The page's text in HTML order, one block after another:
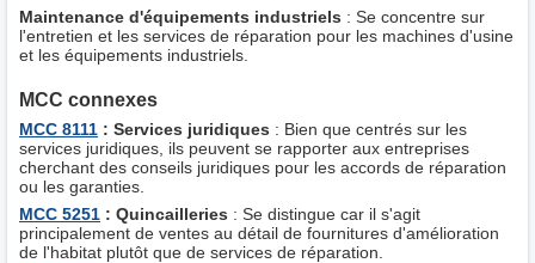
Maintenance d'équipements industriels : Se concentre sur
l'entretien et les services de réparation pour les machines d'usine
et les équipements industriels.
MCC connexes
MCC 8111 : Services juridiques : Bien que centrés sur les
services juridiques, ils peuvent se rapporter aux entreprises
cherchant des conseils juridiques pour les accords de réparation
ou les garanties.
MCC 5251 : Quincailleries : Se distingue car il s'agit
principalement de ventes au détail de fournitures d'amélioration
de l'habitat plutôt que de services de réparation.